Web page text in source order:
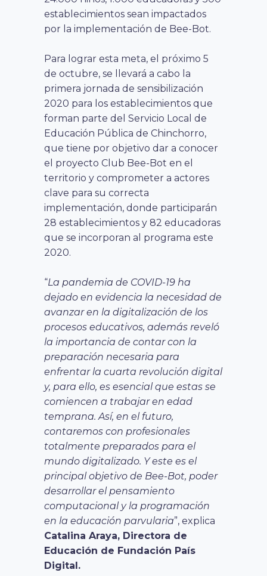
establecimientos sean impactados
por la implementación de Bee-Bot.
Para lograr esta meta, el próximo 5
de octubre, se llevará a cabo la
primera jornada de sensibilización
2020 para los establecimientos que
forman parte del Servicio Local de
Educación Pública de Chinchorro,
que tiene por objetivo dar a conocer
el proyecto Club Bee-Bot en el
territorio y comprometer a actores
clave para su correcta
implementación, donde participarán
28 establecimientos y 82 educadoras
que se incorporan al programa este
2020.
“La pandemia de COVID-19 ha
dejado en evidencia la necesidad de
avanzar en la digitalización de los
procesos educativos, además reveló
la importancia de contar con la
preparación necesaria para
enfrentar la cuarta revolución digital
y, para ello, es esencial que estas se
comiencen a trabajar en edad
temprana. Así, en el futuro,
contaremos con profesionales
totalmente preparados para el
mundo digitalizado. Y este es el
principal objetivo de Bee-Bot, poder
desarrollar el pensamiento
computacional y la programación
en la educación parvularia”, explica
Catalina Araya, Directora de
Educación de Fundación País
Digital.